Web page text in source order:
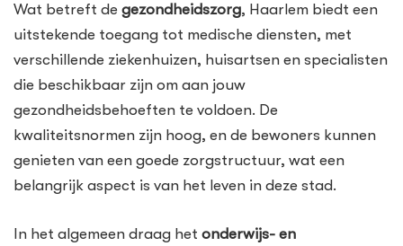
Wat betreft de gezondheidszorg, Haarlem biedt een
uitstekende toegang tot medische diensten, met
verschillende ziekenhuizen, huisartsen en specialisten
die beschikbaar zijn om aan jouw
gezondheidsbehoeften te voldoen. De
kwaliteitsnormen zijn hoog, en de bewoners kunnen
genieten van een goede zorgstructuur, wat een
belangrijk aspect is van het leven in deze stad.
In het algemeen draag het onderwijs- en